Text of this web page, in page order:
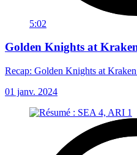
5:02
Golden Knights at
Recap: Golden Knights at
01 janv. 2024